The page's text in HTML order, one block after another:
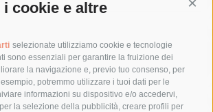
cookie e altre
selezionate utilizziamo cookie e tecnologie
sono essenziali per garantire la fruizione dei
la navigazione e, previo tuo consenso, per
potremmo utilizzare i tuoi dati per le
informazioni su dispositivo e/o accedervi,
la selezione della pubblicità, creare profili per
anas
di punta campanella
arresto